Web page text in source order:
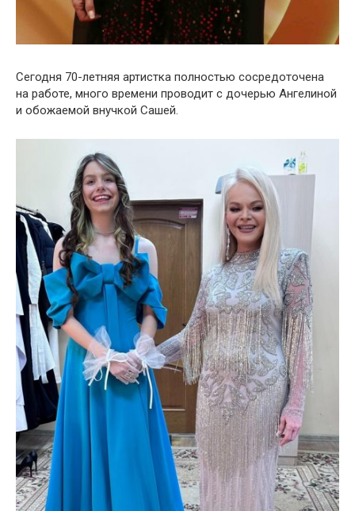
Сегодня 70-летняя артистка полностью сосредоточена
на работе, много времени проводит с дочерью Ангелиной
и обожаемой внучкой Сашей.